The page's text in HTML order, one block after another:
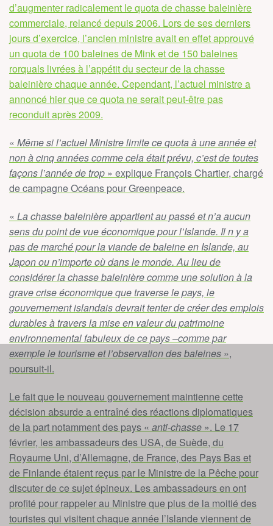
d’augmenter radicalement le quota de chasse baleinière
commerciale, relancé depuis 2006. Lors de ses derniers
jours d’exercice, l’ancien ministre avait en effet approuvé
un quota de 100 baleines de Mink et de 150 baleines
rorquals livrées à l’appétit du secteur de la chasse
baleinière chaque année. Cependant, l’actuel ministre a
annoncé hier que ce quota ne serait peut-être pas
reconduit après 2009.
« Même si l’actuel Ministre limite ce quota à une année et
non à cinq années comme cela était prévu, c’est de toutes
façons l’année de trop » explique François Chartier, chargé
de campagne Océans pour Greenpeace.
« La chasse baleinière appartient au passé et n’a aucun
sens du point de vue économique pour l’Islande. Il n y a
pas de marché pour la viande de baleine en Islande, au
Japon ou n’importe où dans le monde. Au lieu de
considérer la chasse baleinière comme une solution à la
grave crise économique que traverse le pays, le
gouvernement islandais devrait tenter de créer des emplois
durables à travers la mise en valeur du patrimoine
environnemental fabuleux de ce pays –comme par
exemple le tourisme et l’observation des baleines »,
poursuit-il.
Le fait que le nouveau gouvernement maintienne cette
décision absurde a entraîné des réactions diplomatiques
de la part notamment des pays « anti-chasse ». Le 17
février, les ambassadeurs des USA, de Suède, du
Royaume Uni, d’Allemagne, de France, des Pays Bas et
de Finlande étaient reçus par le Ministre de la Pêche pour
discuter de ce sujet épineux. Les ambassadeurs en ont
profité pour rappeler au Ministre que plus de la moitié des
touristes qui visitent chaque année l’Islande viennent de